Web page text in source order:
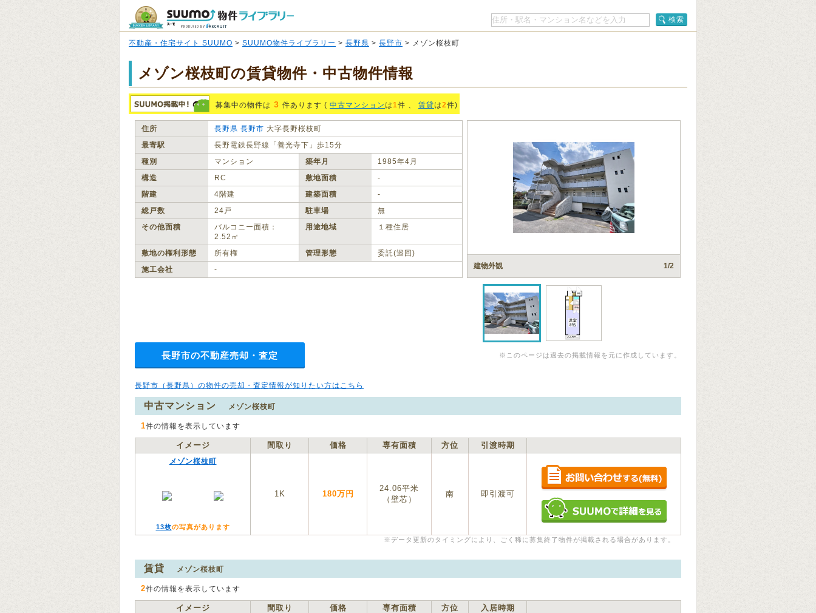
検索
不動産・住宅サイト SUUMO > SUUMO物件ライブラリー > 長野県 > 長野市 > メゾン桜枝町
メゾン桜枝町の賃貸物件・中古物件情報
募集中の物件は 3 件あります ( 中古マンションは1件 、 賃貸は2件)
住所 長野県 長野市 大字長野桜枝町
最寄駅
長野電鉄長野線「善光寺下」歩15分
種別
マンション 築年月
1985年4月
構造
RC 敷地面積
‐
階建
4階建 建築面積
‐
総戸数
24戸 駐車場
無
その他面積
バルコニー面積：
2.52㎡
用途地域 １種住居
敷地の権利形態 所有権 管理形態
委託(巡回)
施工会社
‐ 建物外観 1/2
※このページは過去の掲載情報を元に作成しています。
長野市の不動産売却・査定
長野市（長野県）の物件の売却・査定情報が知りたい方はこちら
中古マンション メゾン桜枝町
1件の情報を表示しています
イメージ 間取り 価格 専有面積 方位 引渡時期
メゾン桜枝町
13枚の写真があります
1K 180万円
24.06平米
（壁芯）
南 即引渡可
※データ更新のタイミングにより、ごく稀に募集終了物件が掲載される場合があります。
賃貸 メゾン桜枝町
2件の情報を表示しています
イメージ 間取り 価格 専有面積 方位 入居時期